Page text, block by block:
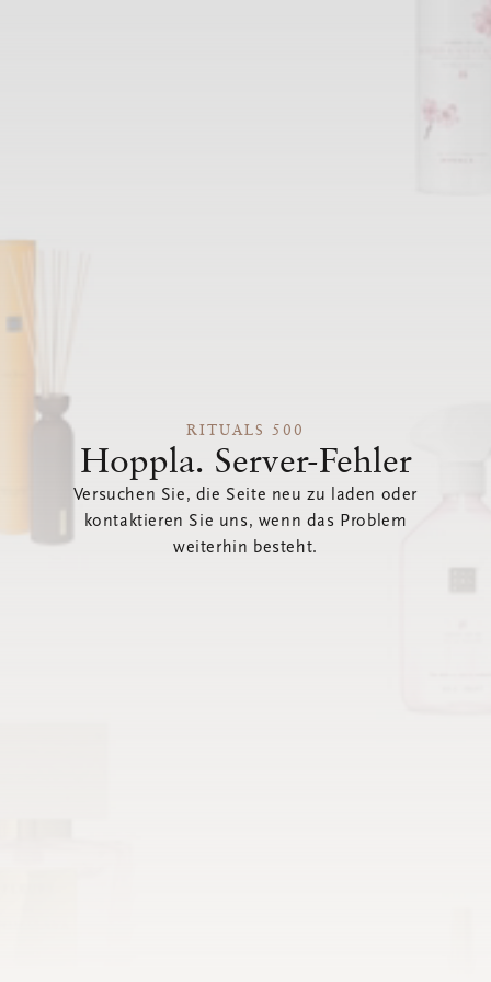
RITUALS 500
Hoppla. Server-Fehler
Versuchen Sie, die Seite neu zu laden oder
kontaktieren Sie uns, wenn das Problem
weiterhin besteht.